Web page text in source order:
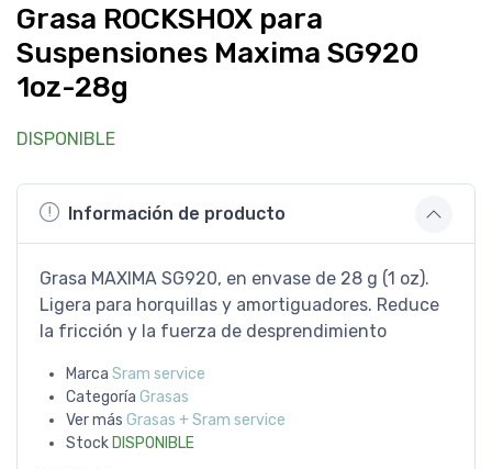
Grasa ROCKSHOX para
Suspensiones Maxima SG920
1oz-28g
DISPONIBLE
Información de producto
Grasa MAXIMA SG920, en envase de 28 g (1 oz).
Ligera para horquillas y amortiguadores. Reduce
la fricción y la fuerza de desprendimiento
Marca Sram service
Categoría Grasas
Ver más Grasas + Sram service
Stock DISPONIBLE